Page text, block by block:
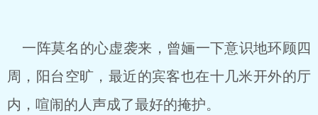
一阵莫名的心虚袭来，曾婳一下意识地环顾四
周，阳台空旷，最近的宾客也在十几米开外的厅
内，喧闹的人声成了最好的掩护。